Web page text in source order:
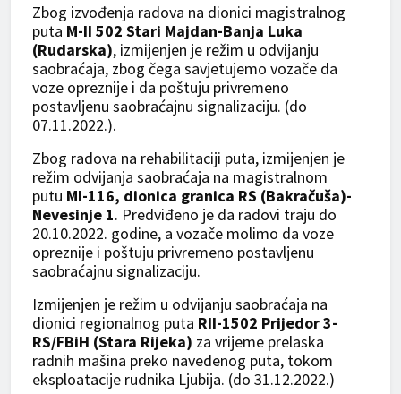
Zbog izvođenja radova na dionici magistralnog
puta M-II 502 Stari Majdan-Banja Luka
(Rudarska), izmijenjen je režim u odvijanju
saobraćaja, zbog čega savjetujemo vozače da
voze opreznije i da poštuju privremeno
postavljenu saobraćajnu signalizaciju. (do
07.11.2022.).
Zbog radova na rehabilitaciji puta, izmijenjen je
režim odvijanja saobraćaja na magistralnom
putu MI-116, dionica granica RS (Bakračuša)-
Nevesinje 1. Predviđeno je da radovi traju do
20.10.2022. godine, a vozače molimo da voze
opreznije i poštuju privremeno postavljenu
saobraćajnu signalizaciju.
Izmijenjen je režim u odvijanju saobraćaja na
dionici regionalnog puta RII-1502 Prijedor 3-
RS/FBiH (Stara Rijeka) za vrijeme prelaska
radnih mašina preko navedenog puta, tokom
eksploatacije rudnika Ljubija. (do 31.12.2022.)